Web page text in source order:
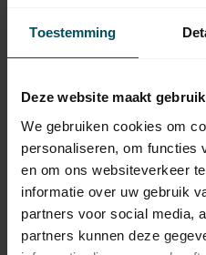
Toestemming
Deze website maakt
We gebruiken cookies om
personaliseren, om functies
en om ons websiteverkeer
informatie over uw gebruik
partners voor social media,
partners kunnen deze
BREL
BREL
Brel Adaptieset
kant 60 mm en
Op voorraad
BREL